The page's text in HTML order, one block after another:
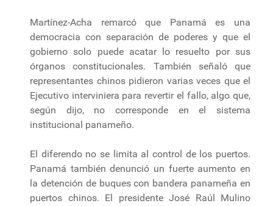
Martínez-Acha remarcó que Panamá es una
democracia con separación de poderes y que el
gobierno solo puede acatar lo resuelto por sus
órganos constitucionales. También señaló que
representantes chinos pidieron varias veces que el
Ejecutivo interviniera para revertir el fallo, algo que,
según dijo, no corresponde en el sistema
institucional panameño.
El diferendo no se limita al control de los puertos.
Panamá también denunció un fuerte aumento en
la detención de buques con bandera panameña en
puertos chinos. El presidente José Raúl Mulino